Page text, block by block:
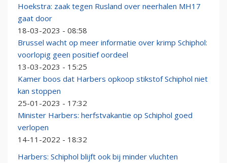
Hoekstra: zaak tegen Rusland over neerhalen MH17
gaat door
18-03-2023 - 08:58
Brussel wacht op meer informatie over krimp Schiphol:
voorlopig geen positief oordeel
13-03-2023 - 15:25
Kamer boos dat Harbers opkoop stikstof Schiphol niet
kan stoppen
25-01-2023 - 17:32
Minister Harbers: herfstvakantie op Schiphol goed
verlopen
14-11-2022 - 18:32
Harbers: Schiphol blijft ook bij minder vluchten